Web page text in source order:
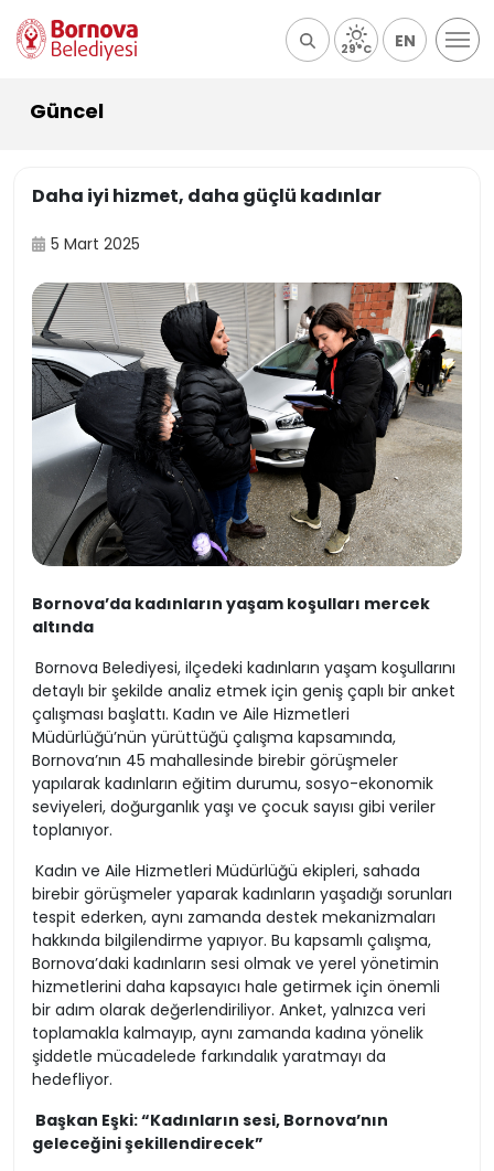
29°C EN
Güncel
Daha iyi hizmet, daha güçlü kadınlar
5 Mart 2025
Bornova’da kadınların yaşam koşulları mercek
altında
Bornova Belediyesi, ilçedeki kadınların yaşam koşullarını
detaylı bir şekilde analiz etmek için geniş çaplı bir anket
çalışması başlattı. Kadın ve Aile Hizmetleri
Müdürlüğü’nün yürüttüğü çalışma kapsamında,
Bornova’nın 45 mahallesinde birebir görüşmeler
yapılarak kadınların eğitim durumu, sosyo-ekonomik
seviyeleri, doğurganlık yaşı ve çocuk sayısı gibi veriler
toplanıyor.
Kadın ve Aile Hizmetleri Müdürlüğü ekipleri, sahada
birebir görüşmeler yaparak kadınların yaşadığı sorunları
tespit ederken, aynı zamanda destek mekanizmaları
hakkında bilgilendirme yapıyor. Bu kapsamlı çalışma,
Bornova’daki kadınların sesi olmak ve yerel yönetimin
hizmetlerini daha kapsayıcı hale getirmek için önemli
bir adım olarak değerlendiriliyor. Anket, yalnızca veri
toplamakla kalmayıp, aynı zamanda kadına yönelik
şiddetle mücadelede farkındalık yaratmayı da
hedefliyor.
Başkan Eşki: “Kadınların sesi, Bornova’nın
geleceğini şekillendirecek”